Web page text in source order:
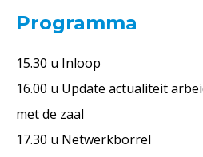
Programma
15.30 u Inloop
16.00 u Update actualiteit
met de zaal
17.30 u Netwerkborrel